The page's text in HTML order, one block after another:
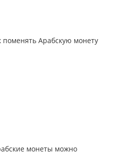
поменять Арабскую монету
монеты можно